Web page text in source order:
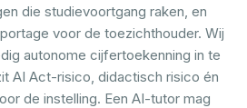
die studievoortgang raken, en
voor de toezichthouder. Wij
autonome cijfertoekenning in te
AI Act-risico, didactisch risico én
de instelling. Een AI-tutor mag